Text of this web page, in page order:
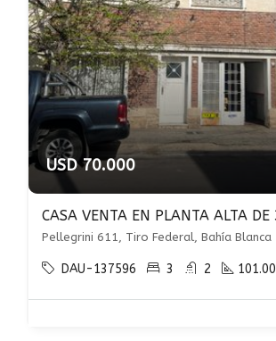
USD 70.000
Pellegrini 611, Tiro Federal, Bahía Blanca
DAU-137596 3 2 101.00